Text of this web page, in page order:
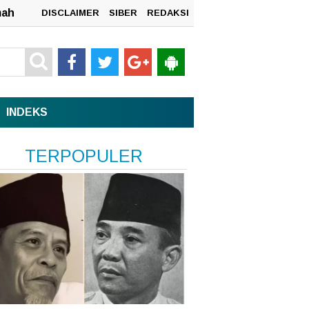
REDAKSI
SIBER
DISCLAIMER
INDEKS
TERPOPULER